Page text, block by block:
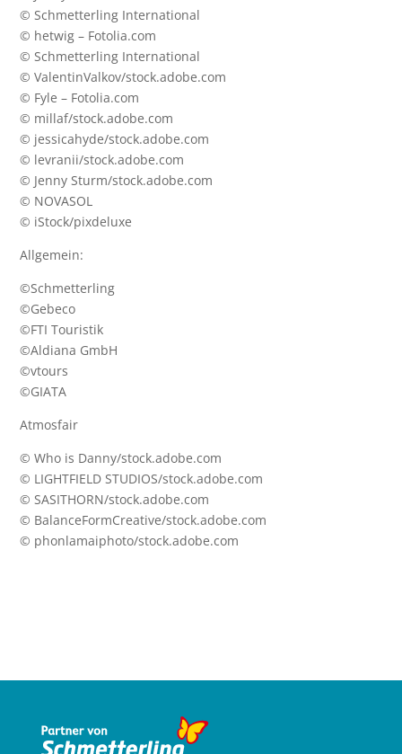
© Schmetterling International
© hetwig – Fotolia.com
© Schmetterling International
© ValentinValkov/stock.adobe.com
© Fyle – Fotolia.com
© millaf/stock.adobe.com
© jessicahyde/stock.adobe.com
© levranii/stock.adobe.com
© Jenny Sturm/stock.adobe.com
© NOVASOL
© iStock/pixdeluxe
Allgemein:
©Schmetterling
©Gebeco
©FTI Touristik
©Aldiana GmbH
©vtours
©GIATA
Atmosfair
© Who is Danny/stock.adobe.com
© LIGHTFIELD STUDIOS/stock.adobe.com
© SASITHORN/stock.adobe.com
© BalanceFormCreative/stock.adobe.com
© phonlamaiphoto/stock.adobe.com